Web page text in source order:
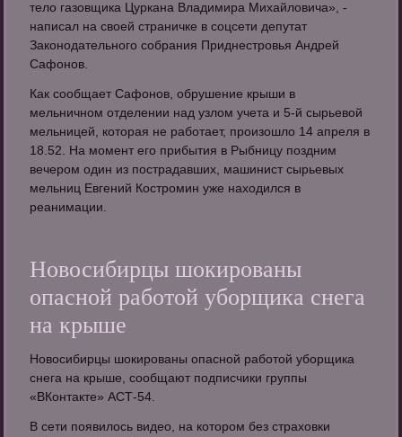
тело газовщика Цуркана Владимира Михайловича», -
написал на своей страничке в соцсети депутат
Законодательного собрания Приднестровья Андрей
Сафонов.
Как сообщает Сафонов, обрушение крыши в
мельничном отделении над узлом учета и 5-й сырьевой
мельницей, которая не работает, произошло 14 апреля в
18.52. На момент его прибытия в Рыбницу поздним
вечером один из пострадавших, машинист сырьевых
мельниц Евгений Костромин уже находился в
реанимации.
Новосибирцы шокированы
опасной работой уборщика снега
на крыше
Новосибирцы шокированы опасной работой уборщика
снега на крыше, сообщают подписчики группы
«ВКонтакте» АСТ-54.
В сети появилось видео, на котором без страховки